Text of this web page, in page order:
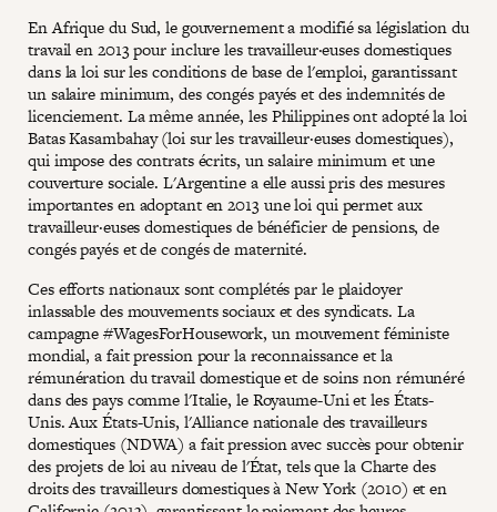
En Afrique du Sud, le gouvernement a modifié sa législation du
travail en 2013 pour inclure les travailleur·euses domestiques
dans la loi sur les conditions de base de l'emploi, garantissant
un salaire minimum, des congés payés et des indemnités de
licenciement. La même année, les Philippines ont adopté la loi
Batas Kasambahay (loi sur les travailleur·euses domestiques),
qui impose des contrats écrits, un salaire minimum et une
couverture sociale. L'Argentine a elle aussi pris des mesures
importantes en adoptant en 2013 une loi qui permet aux
travailleur·euses domestiques de bénéficier de pensions, de
congés payés et de congés de maternité.
Ces efforts nationaux sont complétés par le plaidoyer
inlassable des mouvements sociaux et des syndicats. La
campagne #WagesForHousework, un mouvement féministe
mondial, a fait pression pour la reconnaissance et la
rémunération du travail domestique et de soins non rémunéré
dans des pays comme l'Italie, le Royaume-Uni et les États-
Unis. Aux États-Unis, l'Alliance nationale des travailleurs
domestiques (NDWA) a fait pression avec succès pour obtenir
des projets de loi au niveau de l'État, tels que la Charte des
droits des travailleurs domestiques à New York (2010) et en